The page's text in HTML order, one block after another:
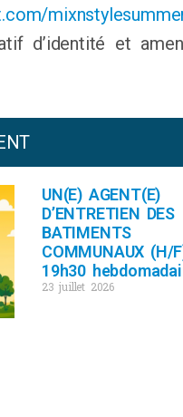
d’identité et
UN(E) AGENT(E)
D’ENTRETIEN DES
BATIMENTS
COMMUNAUX (H/
19h30
23 juillet 2026